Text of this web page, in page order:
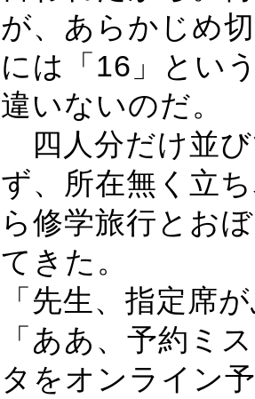
が、あらかじめ
には「16」とい
違いないのだ。
四人分だけ並
ず、所在無く立
ら修学旅行とお
てきた。
「先生、指定席
「ああ、予約ミ
タをオンライン